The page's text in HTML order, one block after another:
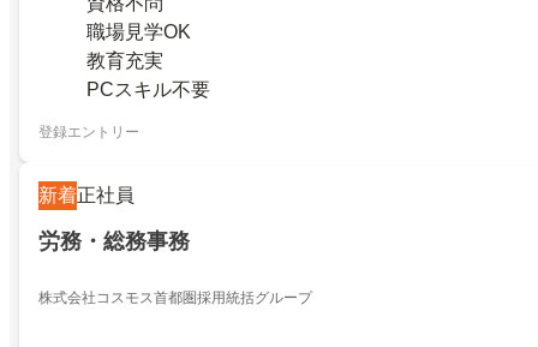
職場見学OK
教育充実
PCスキル不要
登録エントリー
新着正社員
労務・総務事務
株式会社コスモス首都圏採用統括グループ